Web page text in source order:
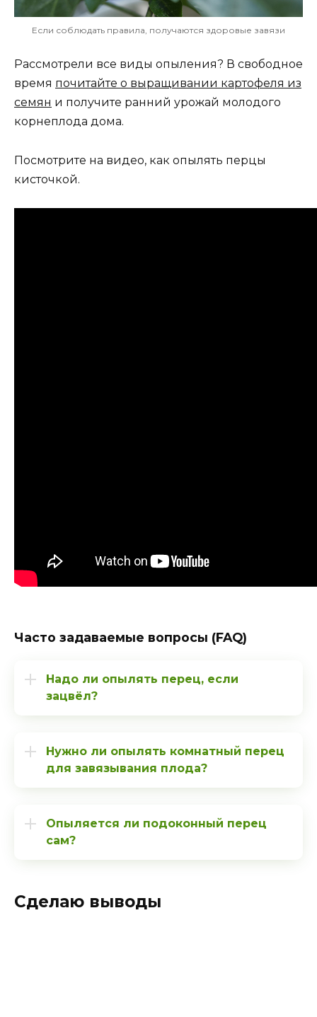
Если соблюдать правила, получаются здоровые завязи
Рассмотрели все виды опыления? В свободное
время почитайте о выращивании картофеля из
семян и получите ранний урожай молодого
корнеплода дома.
Посмотрите на видео, как опылять перцы
кисточкой.
Часто задаваемые вопросы (FAQ)
Надо ли опылять перец, если
зацвёл?
Нужно ли опылять комнатный перец
для завязывания плода?
Опыляется ли подоконный перец
сам?
Сделаю выводы